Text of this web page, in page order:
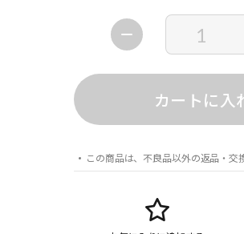
カートに入
この商品は、不良品以外の返品・交